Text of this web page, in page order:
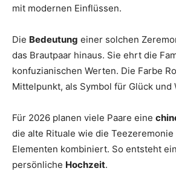
mit modernen Einflüssen.
Die Bedeutung einer solchen
das Brautpaar hinaus. Sie ehrt die
konfuzianischen Werten. Die Farbe
Mittelpunkt, als Symbol für Glück und
Für 2026 planen viele Paare eine
die alte Rituale wie die
Elementen kombiniert. So entsteht
persönliche Hochzeit.